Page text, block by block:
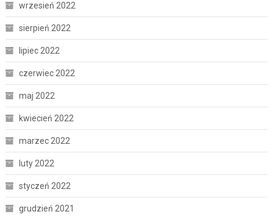
wrzesień 2022
sierpień 2022
lipiec 2022
czerwiec 2022
maj 2022
kwiecień 2022
marzec 2022
luty 2022
styczeń 2022
grudzień 2021